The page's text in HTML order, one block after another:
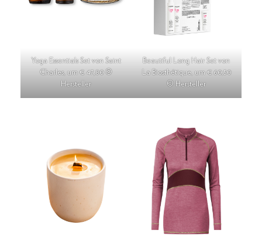
Yoga Essentials Set von Saint
Charles, um € 47,80 ©
Hersteller
Beautiful Long Hair Set von
La Biosthétique, um € 60,50
© Hersteller